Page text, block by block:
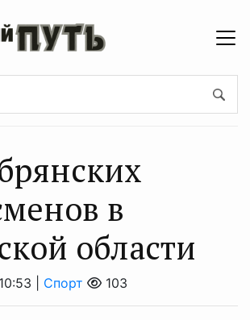
в
области
| Спорт 103